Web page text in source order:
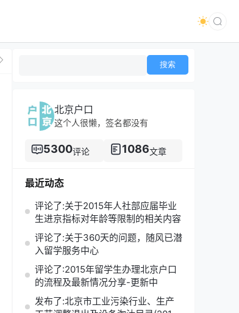
北京户口
这个人很懒，签名都没有
5300评论 1086文章
最近动态
评论了:关于2015年人社部应届毕业
生进京指标对年龄等限制的相关内容
评论了:关于360天的问题，随风已潜
入留学服务中心
评论了:2015年留学生办理北京户口
的流程及最新情况分享-更新中
发布了:北京市工业污染行业、生产